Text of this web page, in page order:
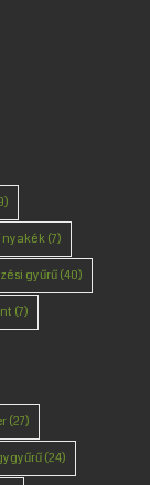
nyakék(7)
gyűrű(40)
(7)
(27)
(24)